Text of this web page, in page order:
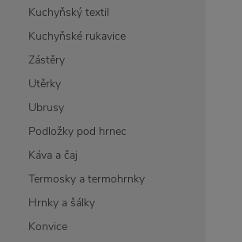
Kuchyňský textil
Kuchyňské rukavice
Zástěry
Utěrky
Ubrusy
Podložky pod hrnec
Káva a čaj
Termosky a termohrnky
Hrnky a šálky
Konvice